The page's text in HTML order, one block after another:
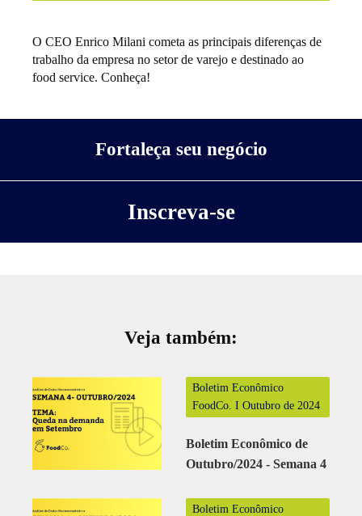
O CEO Enrico Milani cometa as principais diferenças de
trabalho da empresa no setor de varejo e destinado ao
food service. Conheça!
Fortaleça seu negócio
Inscreva-se
Veja também:
Boletim Econômico
FoodCo. I Outubro de 2024
Boletim Econômico de
Outubro/2024 - Semana 4
Boletim Econômico